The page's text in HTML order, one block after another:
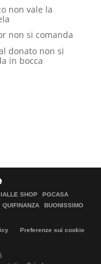
non vale la
non si comanda
donato non si
in bocca
SHOP
PGCASA
QUIFINANZA
BUONISSIMO
Preferenze sui cookie